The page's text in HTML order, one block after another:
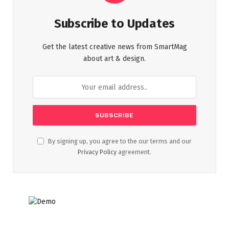
Subscribe to Updates
Get the latest creative news from SmartMag
about art & design.
By signing up, you agree to the our terms and our
Privacy Policy agreement.